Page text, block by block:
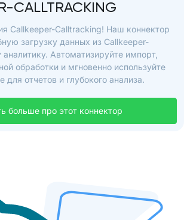
CALLTRACKING
Callkeeper-Calltracking! Наш коннектор
загрузку данных из Callkeeper-
Автоматизируйте импорт,
обработки и мгновенно используйте
для отчетов и глубокого анализа.
больше про этот коннектор